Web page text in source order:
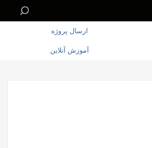
ارسال پروژه
آموزش آنلاین